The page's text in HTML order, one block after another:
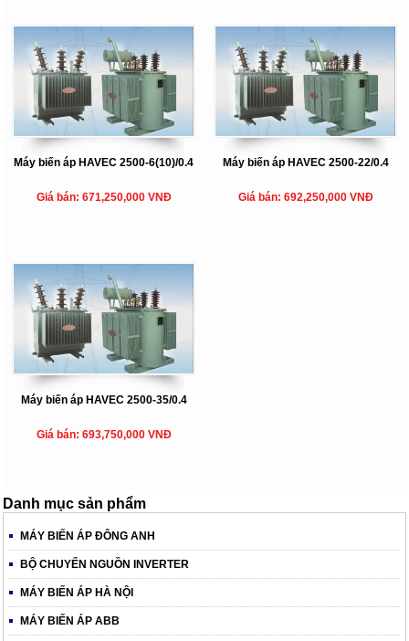
Máy biến áp HAVEC 2500-6(10)/0.4
Giá bán: 671,250,000 VNĐ
Máy biến áp HAVEC 2500-22/0.4
Giá bán: 692,250,000 VNĐ
Máy biến áp HAVEC 2500-35/0.4
Giá bán: 693,750,000 VNĐ
Danh mục sản phẩm
MÁY BIẾN ÁP ĐÔNG ANH
BỘ CHUYỂN NGUỒN INVERTER
MÁY BIẾN ÁP HÀ NỘI
MÁY BIẾN ÁP ABB